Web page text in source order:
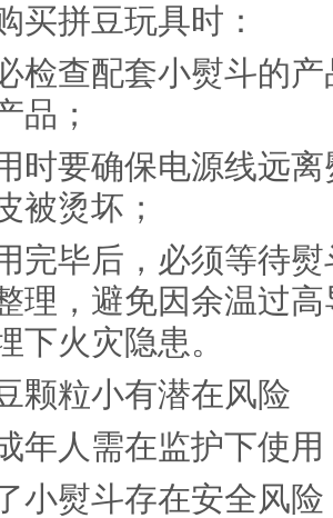
买拼豆玩具时：
检查配套小熨斗的
品；
时要确保电源线远
被烫坏；
完毕后，必须等待
理，避免因余温过
下火灾隐患。
颗粒小有潜在风险
年人需在监护下使用
小熨斗存在安全风